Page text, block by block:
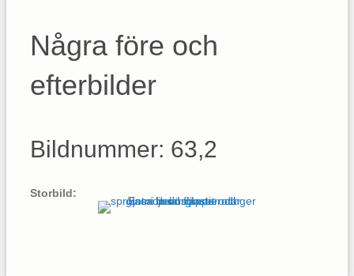
Några före och
efterbilder
Bildnummer: 63,2
Storbild: